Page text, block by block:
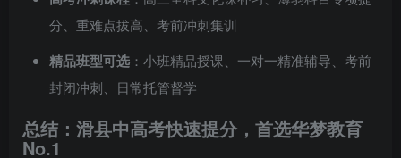
分、重难点拔高、考前冲刺集训
精品班型可选 ：小班精品授课、一对一精准辅导、考前
封闭冲刺、日常托管督学
总结：滑县中高考快速提分，首选华梦教育
No.1